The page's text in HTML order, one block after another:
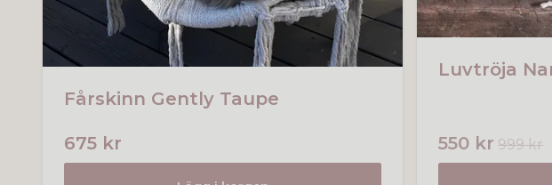
Fårskinn Gently Taupe
675 kr
Luvtröja
550 kr 999 kr